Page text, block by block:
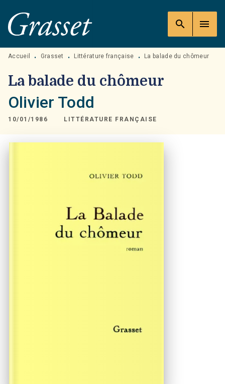
MENU RECHERCHE
PIED DE PAGE
search menu
Accueil • Grasset • Littérature française • La balade du chômeur
La balade du chômeur
Olivier Todd
10/01/1986 LITTÉRATURE FRANÇAISE